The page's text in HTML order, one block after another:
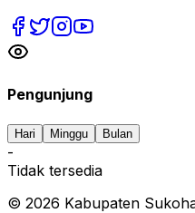
Pengunjung
Hari Minggu Bulan
-
Tidak tersedia
© 2026 Kabupaten